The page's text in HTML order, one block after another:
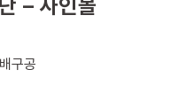
– 사인볼
구공